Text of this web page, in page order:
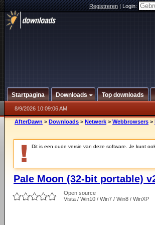
Registreren|Login:
Startpagina Downloads Top downloads
8/9/2026 10:09:06 AM
AfterDawn > Downloads > Netwerk > Webbrowsers >
Dit is een oude versie van deze software. Je kunt
Pale Moon (32-bit portable)
Open source
Vista / Win10 / Win7 / Win8 / WinXP